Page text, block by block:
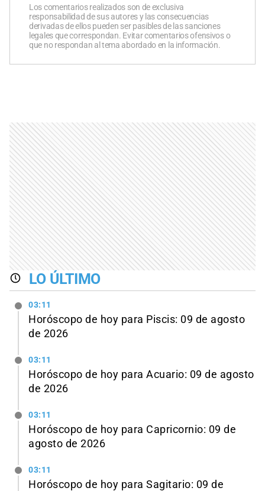
Los comentarios realizados son de exclusiva
responsabilidad de sus autores y las consecuencias
derivadas de ellos pueden ser pasibles de las sanciones
legales que correspondan. Evitar comentarios ofensivos o
que no respondan al tema abordado en la información.
LO ÚLTIMO
03:11
Horóscopo de hoy para Piscis: 09 de agosto
de 2026
03:11
Horóscopo de hoy para Acuario: 09 de agosto
de 2026
03:11
Horóscopo de hoy para Capricornio: 09 de
agosto de 2026
03:11
Horóscopo de hoy para Sagitario: 09 de